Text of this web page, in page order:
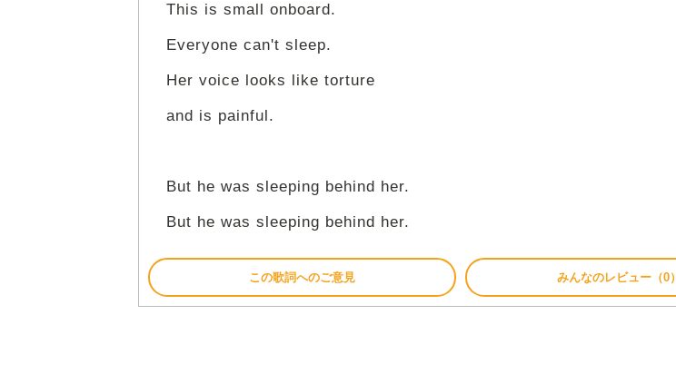
This is small onboard.
Everyone can't sleep.
Her voice looks like torture
and is painful.
But he was sleeping behind her.
But he was sleeping behind her.
この歌詞へのご意見 みんなのレビュー（0）